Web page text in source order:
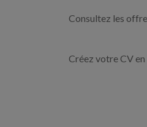
Consultez les
Créez votre CV